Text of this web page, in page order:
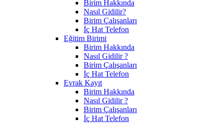
Birim Hakkında
Nasıl Gidilir?
Birim Çalışanları
İç Hat Telefon
Eğitim Birimi
Birim Hakkında
Nasıl Gidilir ?
Birim Çalışanları
İç Hat Telefon
Evrak Kayıt
Birim Hakkında
Nasıl Gidilir ?
Birim Çalışanları
İç Hat Telefon